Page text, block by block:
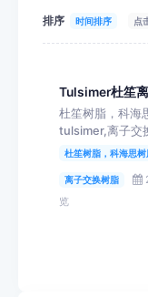
排序 时间排序 点
Tulsimer杜笙
杜笙树脂，科海
tulsimer,离子交
杜笙树脂，科海思
离子交换树脂
览